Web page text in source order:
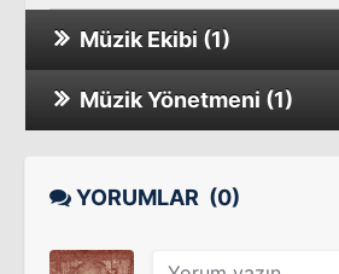
Müzik Ekibi (1)
Ne Sihirdir Ne Keramet
Sinema Filmi
Müzik Yönetmeni (1)
Sinema Filmi
YORUMLAR (0)